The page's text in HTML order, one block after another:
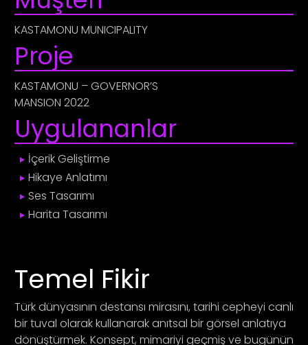
KASTAMONU MUNICIPALITY
Proje
KASTAMONU – GOVERNOR’S
MANSION 2022
Uygulananlar
İçerik Geliştirme
Hikaye Anlatımı
Ses Tasarımı
Harita Tasarımı
Temel Fikir
Türk dünyasının destansı mirasını, tarihi cepheyi canlı
bir tuval olarak kullanarak anıtsal bir görsel anlatıya
dönüştürmek. Konsept, mimariyi geçmiş ve bugünün